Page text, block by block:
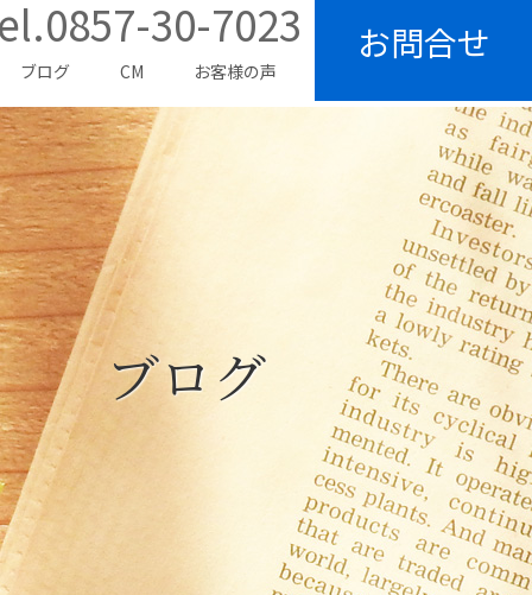
30-7023
ブログ CM お客様の声
お問合せ
ブログ